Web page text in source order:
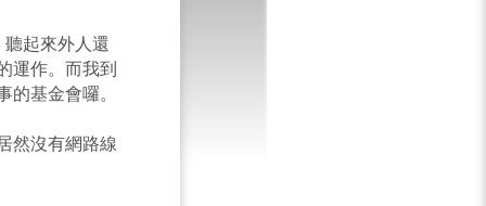
起來外人還
運作。而我到
基金會囉。
然沒有網路線